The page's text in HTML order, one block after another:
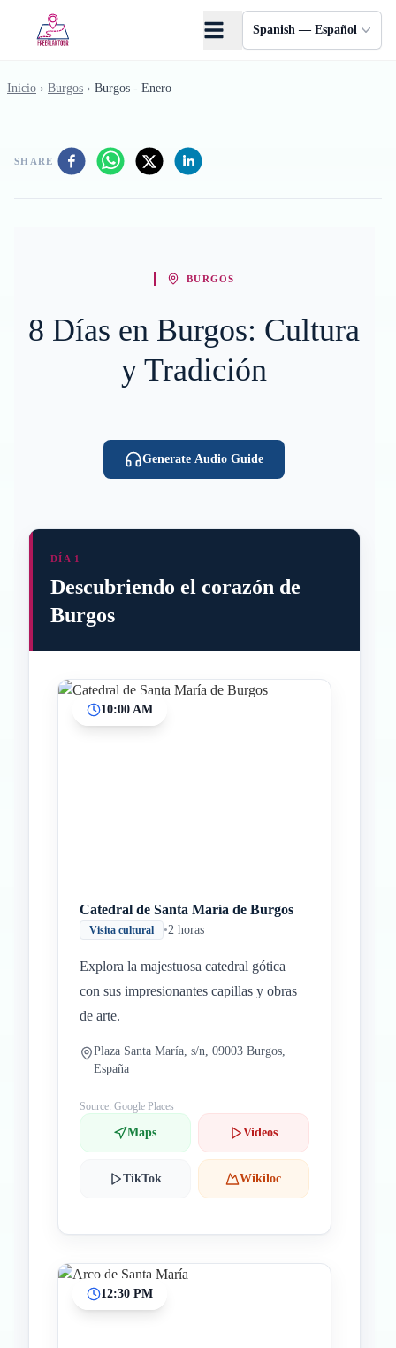
Spanish — Español
Inicio › Burgos › Burgos - Enero
SHARE
BURGOS
8 Días en Burgos: Cultura
y Tradición
Generate Audio Guide
DÍA 1
Descubriendo el corazón de
Burgos
10:00 AM
Catedral de Santa María de Burgos
Visita cultural •2 horas
Explora la majestuosa catedral gótica
con sus impresionantes capillas y obras
de arte.
Plaza Santa María, s/n, 09003 Burgos,
España
Source: Google Places
Maps Videos
TikTok Wikiloc
12:30 PM